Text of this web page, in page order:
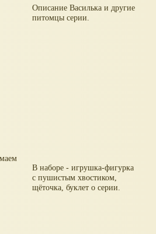
Описание Василька и другие
питомцы серии.
В наборе - игрушка-фигурка
с пушистым хвостиком,
щёточка, буклет о серии.